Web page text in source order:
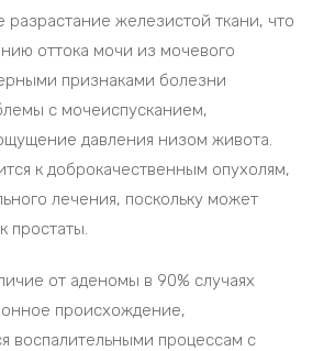
разрастание железистой ткани, что
оттока мочи из мочевого
признаками болезни
с мочеиспусканием,
давления низом живота.
к доброкачественным опухолям,
лечения, поскольку может
простаты.
от аденомы в 90% случаях
происхождение,
воспалительными процессам с